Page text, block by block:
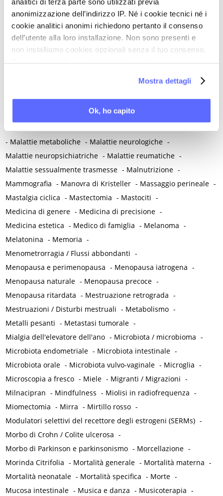
anonimizzazione dell’indirizzo IP. Né i cookie tecnici né i
cookie analitici anonimi richiedono pertanto il consenso
dell’utente alla loro installazione. Non sono presenti e
non installiamo cookies opzionali senza il tuo consenso.
Mostra dettagli
Ok, ho capito
Lesioni intraepiteliali squamose di alto grado della vulva
Lichen planus -Lichen sclerosus - Lichen simplex chronicus
Linee guida cliniche -Linfedema -Linfoma di Hodgkin -
Lubrificazione vaginale
Malattia infiammatoria cronica
Malattia infiammatoria pelvica -Malattia reumatica -
Malattie autoimmuni
- Malattie metaboliche - Malattie neurologiche -
Malattie neuropsichiatriche - Malattie reumatiche -
Malattie sessualmente trasmesse - Malnutrizione -
Mammografia - Manovra di Kristeller - Massaggio perineale -
Mastalgia ciclica - Mastectomia - Mastociti -
Medicina di genere - Medicina di precisione -
Medicina estetica - Medico di famiglia - Melanoma -
Melatonina - Memoria -
Menometrorragia / Flussi abbondanti -
Menopausa e perimenopausa - Menopausa iatrogena -
Menopausa naturale - Menopausa precoce -
Menopausa ritardata - Mestruazione retrograda -
Mestruazioni / Disturbi mestruali - Metabolismo -
Metalli pesanti - Metastasi tumorale -
Mialgia dell'elevatore dell'ano - Microbiota / microbioma -
Microbiota endometriale - Microbiota intestinale -
Microbiota orale - Microbiota vulvo-vaginale - Microglia -
Microscopia a fresco - Miele - Migranti / Migrazioni -
Milnacipran - Mindfulness - Miolisi in radiofrequenza -
Miomectomia - Mirra - Mirtillo rosso -
Modulatori selettivi del recettore degli estrogeni (SERMs) -
Morbo di Crohn / Colite ulcerosa -
Morbo di Parkinson e parkinsonismo - Morcellazione -
Morinda Citrifolia - Mortalità generale - Mortalità materna -
Mortalità neonatale - Mortalità specifica - Morte -
Mucosa intestinale - Musica e danza - Musicoterapia -